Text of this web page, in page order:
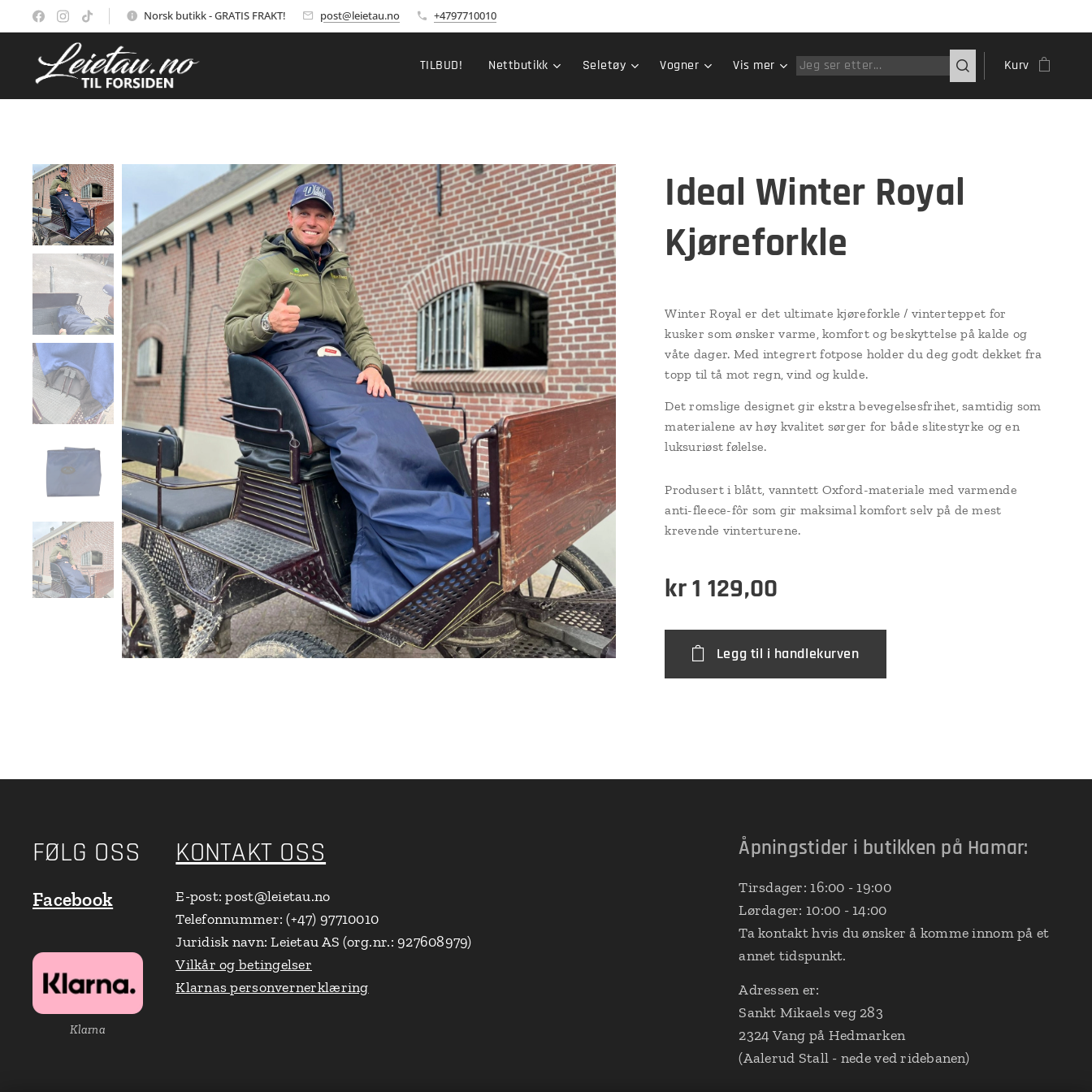
Norsk butikk - GRATIS FRAKT! post@leietau.no +4797710010
TILBUD! Nettbutikk Seletøy Vogner Vis mer Kurv
Ideal Winter Royal
Kjøreforkle
Winter Royal er det ultimate kjøreforkle / vinterteppet for
kusker som ønsker varme, komfort og beskyttelse på kalde og
våte dager. Med integrert fotpose holder du deg godt dekket fra
topp til tå mot regn, vind og kulde.
Det romslige designet gir ekstra bevegelsesfrihet, samtidig som
materialene av høy kvalitet sørger for både slitestyrke og en
luksuriøst følelse.
Produsert i blått, vanntett Oxford-materiale med varmende
anti-fleece-fôr som gir maksimal komfort selv på de mest
krevende vinterturene.
kr1 129,00
Legg til i handlekurven
FØLG OSS
Facebook
Klarna
KONTAKT OSS
E-post: post@leietau.no
Telefonnummer: (+47) 97710010
Juridisk navn: Leietau AS (org.nr.: 927608979)
Vilkår og betingelser
Klarnas personvernerklæring
Åpningstider i butikken på Hamar:
Tirsdager: 16:00 - 19:00
Lørdager: 10:00 - 14:00
Ta kontakt hvis du ønsker å komme innom på et
annet tidspunkt.
Adressen er:
Sankt Mikaels veg 283
2324 Vang på Hedmarken
(Aalerud Stall - nede ved ridebanen)